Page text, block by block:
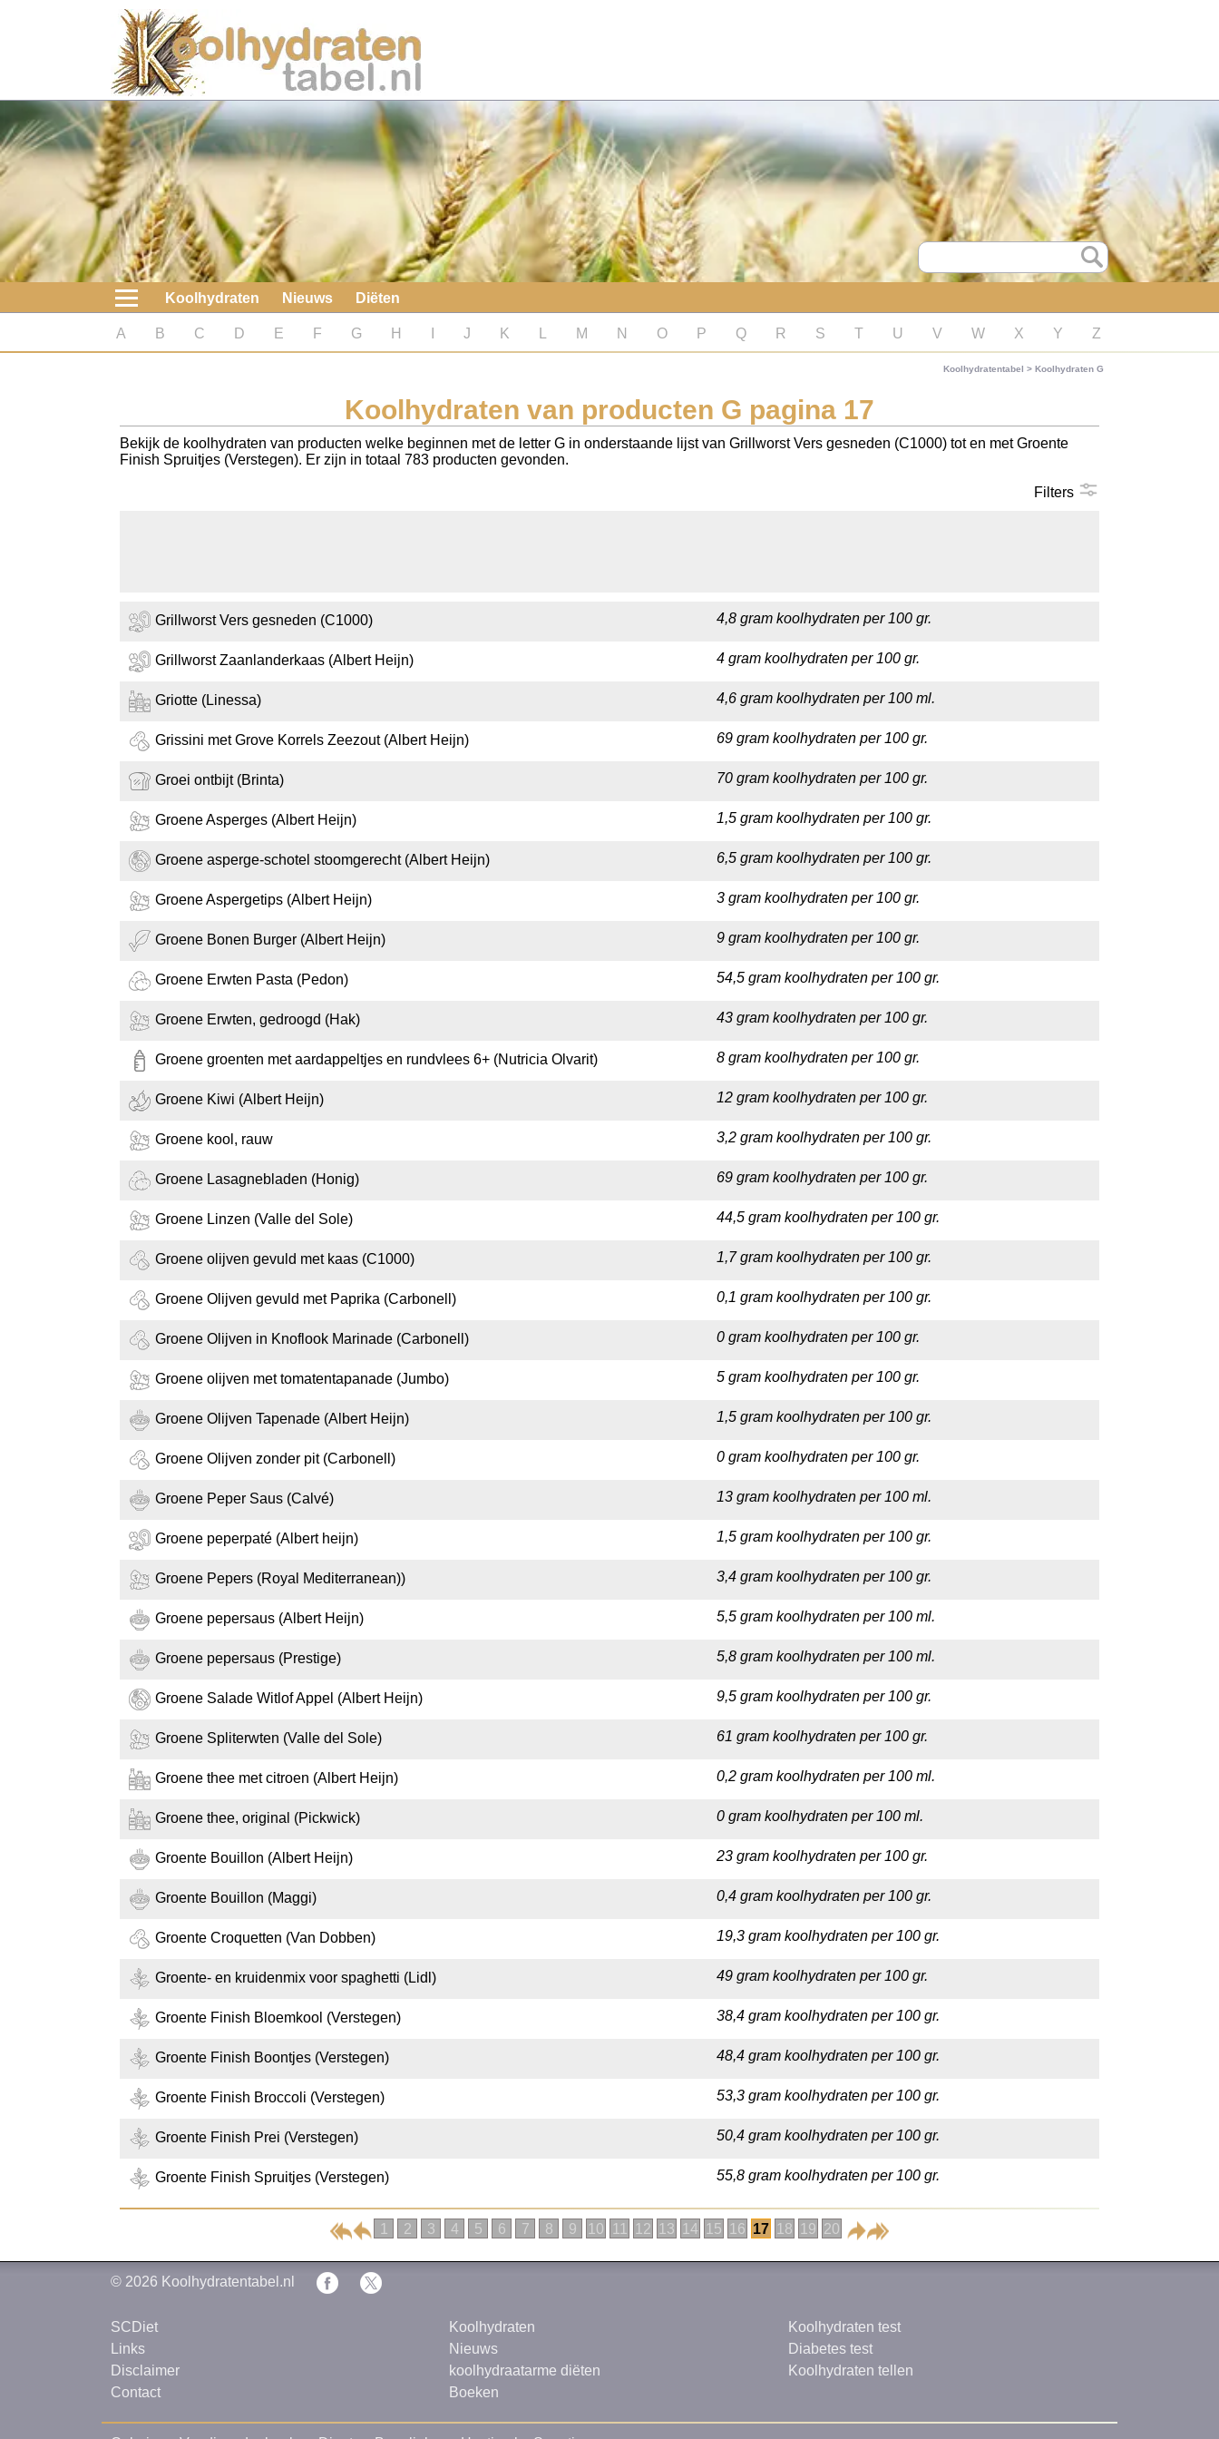
Koolhydraten
Nieuws
Koolhydraatarme diëten
Boeken
koolhydraatarme diëten
Diabetes test
Koolhydraten tellen
Koolhydraten Nieuws Diëten
A B C D E F G H J K M N O P Q R S T U V W X Y Z
Koolhydratentabel > Koolhydraten G
Koolhydraten van producten G pagina 17
Bekijk de koolhydraten van producten welke beginnen met de letter G in onderstaande lijst van Grillworst Vers gesneden (C1000) tot en met Groente
Finish Spruitjes (Verstegen). Er zijn in totaal 783 producten gevonden.
Filters
Grillworst Vers gesneden (C1000) 4,8 gram koolhydraten per 100 gr.
Grillworst Zaanlanderkaas (Albert Heijn) 4 gram koolhydraten per 100 gr.
Griotte (Linessa) 4,6 gram koolhydraten per 100 ml.
Grissini met Grove Korrels Zeezout (Albert Heijn) 69 gram koolhydraten per 100 gr.
Groei ontbijt (Brinta) 70 gram koolhydraten per 100 gr.
Groene Asperges (Albert Heijn) 1,5 gram koolhydraten per 100 gr.
Groene asperge-schotel stoomgerecht (Albert Heijn) 6,5 gram koolhydraten per 100 gr.
Groene Aspergetips (Albert Heijn) 3 gram koolhydraten per 100 gr.
Groene Bonen Burger (Albert Heijn) 9 gram koolhydraten per 100 gr.
Groene Erwten Pasta (Pedon) 54,5 gram koolhydraten per 100 gr.
Groene Erwten, gedroogd (Hak) 43 gram koolhydraten per 100 gr.
Groene groenten met aardappeltjes en rundvlees 6+ (Nutricia Olvarit) 8 gram koolhydraten per 100 gr.
Groene Kiwi (Albert Heijn) 12 gram koolhydraten per 100 gr.
Groene kool, rauw 3,2 gram koolhydraten per 100 gr.
Groene Lasagnebladen (Honig) 69 gram koolhydraten per 100 gr.
Groene Linzen (Valle del Sole) 44,5 gram koolhydraten per 100 gr.
Groene olijven gevuld met kaas (C1000) 1,7 gram koolhydraten per 100 gr.
Groene Olijven gevuld met Paprika (Carbonell) 0,1 gram koolhydraten per 100 gr.
Groene Olijven in Knoflook Marinade (Carbonell) 0 gram koolhydraten per 100 gr.
Groene olijven met tomatentapanade (Jumbo) 5 gram koolhydraten per 100 gr.
Groene Olijven Tapenade (Albert Heijn) 1,5 gram koolhydraten per 100 gr.
Groene Olijven zonder pit (Carbonell) 0 gram koolhydraten per 100 gr.
Groene Peper Saus (Calvé) 13 gram koolhydraten per 100 ml.
Groene peperpaté (Albert heijn) 1,5 gram koolhydraten per 100 gr.
Groene Pepers (Royal Mediterranean)) 3,4 gram koolhydraten per 100 gr.
Groene pepersaus (Albert Heijn) 5,5 gram koolhydraten per 100 ml.
Groene pepersaus (Prestige) 5,8 gram koolhydraten per 100 ml.
Groene Salade Witlof Appel (Albert Heijn) 9,5 gram koolhydraten per 100 gr.
Groene Spliterwten (Valle del Sole) 61 gram koolhydraten per 100 gr.
Groene thee met citroen (Albert Heijn) 0,2 gram koolhydraten per 100 ml.
Groene thee, original (Pickwick) 0 gram koolhydraten per 100 ml.
Groente Bouillon (Albert Heijn) 23 gram koolhydraten per 100 gr.
Groente Bouillon (Maggi) 0,4 gram koolhydraten per 100 gr.
Groente Croquetten (Van Dobben) 19,3 gram koolhydraten per 100 gr.
Groente- en kruidenmix voor spaghetti (Lidl) 49 gram koolhydraten per 100 gr.
Groente Finish Bloemkool (Verstegen) 38,4 gram koolhydraten per 100 gr.
Groente Finish Boontjes (Verstegen) 48,4 gram koolhydraten per 100 gr.
Groente Finish Broccoli (Verstegen) 53,3 gram koolhydraten per 100 gr.
Groente Finish Prei (Verstegen) 50,4 gram koolhydraten per 100 gr.
Groente Finish Spruitjes (Verstegen) 55,8 gram koolhydraten per 100 gr.
1 2 3 4 5 6 7 8 9 10 11 12 13 14 15 16 17 18 19 20
© 2026 Koolhydratentabel.nl
SCDiet
Links
Disclaimer
Contact
Koolhydraten
Nieuws
koolhydraatarme diëten
Boeken
Koolhydraten test
Diabetes test
Koolhydraten tellen